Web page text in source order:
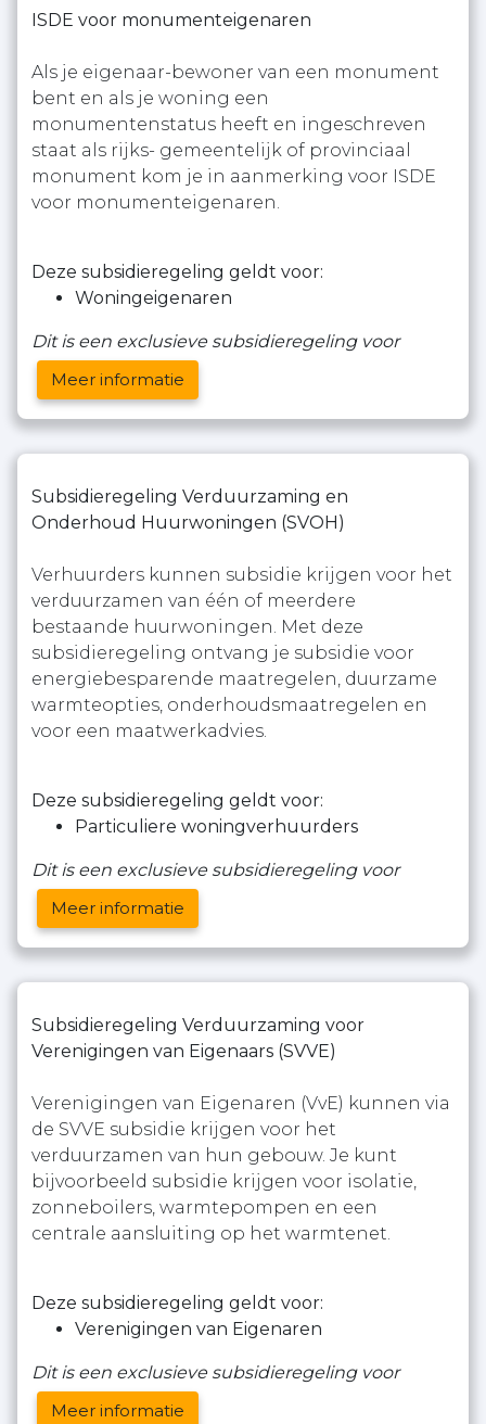
ISDE voor monumenteigenaren
Als je eigenaar-bewoner van een monument
bent en als je woning een
monumentenstatus heeft en ingeschreven
staat als rijks- gemeentelijk of provinciaal
monument kom je in aanmerking voor ISDE
voor monumenteigenaren.
Deze subsidieregeling geldt voor:
Woningeigenaren
Dit is een exclusieve subsidieregeling voor
Meer informatie
Subsidieregeling Verduurzaming en
Onderhoud Huurwoningen (SVOH)
Verhuurders kunnen subsidie krijgen voor het
verduurzamen van één of meerdere
bestaande huurwoningen. Met deze
subsidieregeling ontvang je subsidie voor
energiebesparende maatregelen, duurzame
warmteopties, onderhoudsmaatregelen en
voor een maatwerkadvies.
Deze subsidieregeling geldt voor:
Particuliere woningverhuurders
Dit is een exclusieve subsidieregeling voor
Meer informatie
Subsidieregeling Verduurzaming voor
Verenigingen van Eigenaars (SVVE)
Verenigingen van Eigenaren (VvE) kunnen via
de SVVE subsidie krijgen voor het
verduurzamen van hun gebouw. Je kunt
bijvoorbeeld subsidie krijgen voor isolatie,
zonneboilers, warmtepompen en een
centrale aansluiting op het warmtenet.
Deze subsidieregeling geldt voor:
Verenigingen van Eigenaren
Dit is een exclusieve subsidieregeling voor
Meer informatie